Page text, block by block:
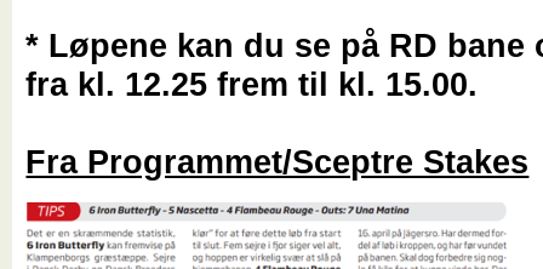
* Løpene kan du se på RD bane
fra kl. 12.25 frem til kl. 15.00.
Fra Programmet/Sceptre Stakes